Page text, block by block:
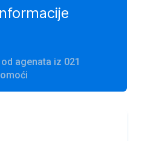
agenata iz 021